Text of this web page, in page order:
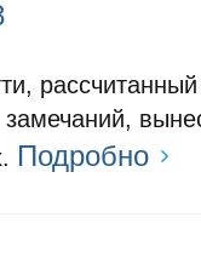
замечаний,
Подробно